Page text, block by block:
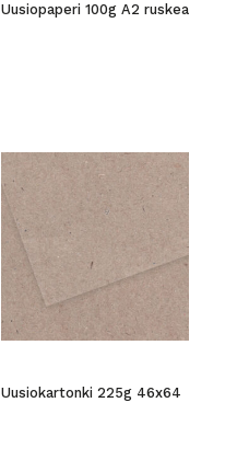
Uusiopaperi 100g A2 ruskea
Uusiokartonki 225g 46x64